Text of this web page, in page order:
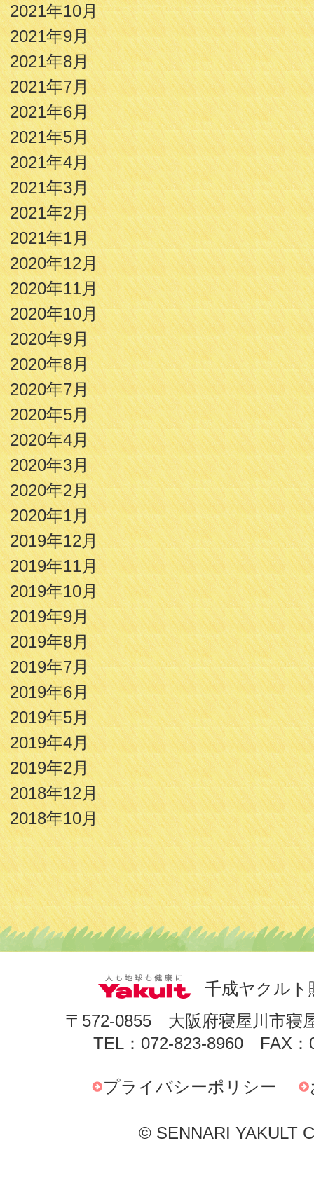
2021年10月
2021年9月
2021年8月
2021年7月
2021年6月
2021年5月
2021年4月
2021年3月
2021年2月
2021年1月
2020年12月
2020年11月
2020年10月
2020年9月
2020年8月
2020年7月
2020年5月
2020年4月
2020年3月
2020年2月
2020年1月
2019年12月
2019年11月
2019年10月
2019年9月
2019年8月
2019年7月
2019年6月
2019年5月
2019年4月
2019年2月
2018年12月
2018年10月
千成ヤクルト
〒572-0855 大阪府寝屋川市寝
TEL：072-823-8960 FAX：
プライバシーポリシー
© SENNARI YAKULT